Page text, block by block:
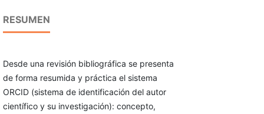
RESUMEN
Desde una revisión bibliográfica se presenta
de forma resumida y práctica el sistema
ORCID (sistema de identificación del autor
científico y su investigación): concepto,